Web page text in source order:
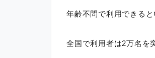
年齢不問で利用できる
全国で利用者は2万名を